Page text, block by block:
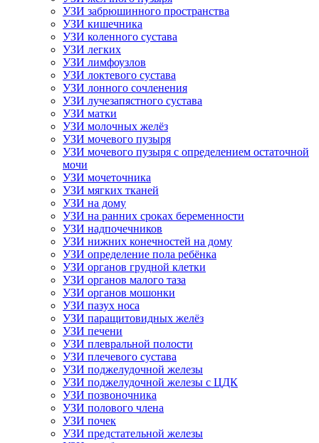
УЗИ забрюшинного пространства
УЗИ кишечника
УЗИ коленного сустава
УЗИ легких
УЗИ лимфоузлов
УЗИ локтевого сустава
УЗИ лонного сочленения
УЗИ лучезапястного сустава
УЗИ матки
УЗИ молочных желёз
УЗИ мочевого пузыря
УЗИ мочевого пузыря с определением остаточной
мочи
УЗИ мочеточника
УЗИ мягких тканей
УЗИ на дому
УЗИ на ранних сроках беременности
УЗИ надпочечников
УЗИ нижних конечностей на дому
УЗИ определение пола ребёнка
УЗИ органов грудной клетки
УЗИ органов малого таза
УЗИ органов мошонки
УЗИ пазух носа
УЗИ паращитовидных желёз
УЗИ печени
УЗИ плевральной полости
УЗИ плечевого сустава
УЗИ поджелудочной железы
УЗИ поджелудочной железы с ЦДК
УЗИ позвоночника
УЗИ полового члена
УЗИ почек
УЗИ предстательной железы